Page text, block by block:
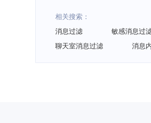
相关搜索：
消息过滤
敏感消息过
聊天室消息过滤
消息